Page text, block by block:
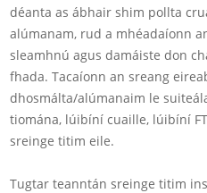
déanta as ábhair shim pollta
alúmanam, rud a mhéadaíonn
sleamhnú agus damáiste don
fhada. Tacaíonn an sreang
dhosmálta/alúmanaim le
tiomána, lúibíní cuaille, lúibíní
sreinge titim eile.
Tugtar teanntán sreinge titim